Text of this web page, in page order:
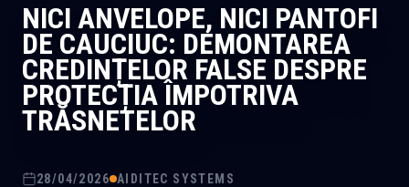
NICI ANVELOPE, NICI PANTOFI
DE CAUCIUC: DEMONTAREA
CREDINȚELOR FALSE DESPRE
PROTECȚIA ÎMPOTRIVA
TRĂSNETELOR
28/04/2026 AIDITEC SYSTEMS